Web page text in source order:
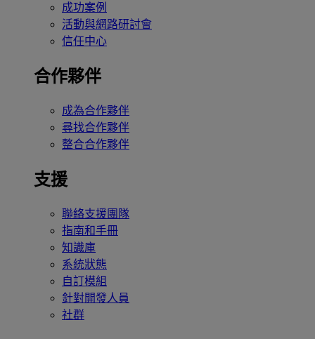
成功案例
活動與網路研討會
信任中心
合作夥伴
成為合作夥伴
尋找合作夥伴
整合合作夥伴
支援
聯絡支援團隊
指南和手冊
知識庫
系統狀態
自訂模組
針對開發人員
社群